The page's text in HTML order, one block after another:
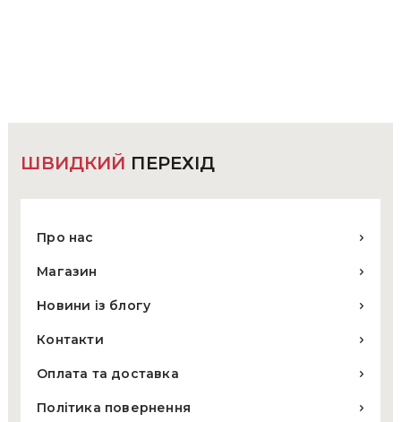
ШВИДКИЙ ПЕРЕХІД
Про нас
Магазин
Новини із блогу
Контакти
Оплата та доставка
Політика повернення